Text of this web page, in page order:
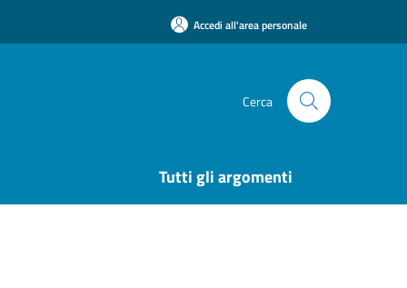
Accedi all'area personale
Cerca
Tutti gli argomenti